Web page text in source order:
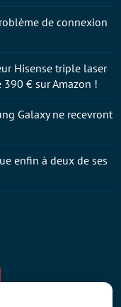
Newsletter
de connexion
Hisense triple laser
390 € sur Amazon !
Galaxy ne recevront
enfin à deux de ses